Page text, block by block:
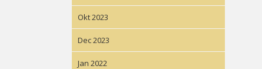
Okt 2023
Dec 2023
Jan 2022